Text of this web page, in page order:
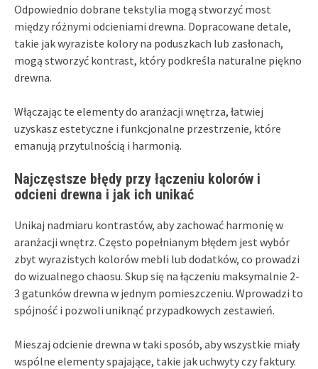
Odpowiednio dobrane tekstylia mogą stworzyć most
między różnymi odcieniami drewna. Dopracowane detale,
takie jak wyraziste kolory na poduszkach lub zasłonach,
mogą stworzyć kontrast, który podkreśla naturalne piękno
drewna.
Włączając te elementy do aranżacji wnętrza, łatwiej
uzyskasz estetyczne i funkcjonalne przestrzenie, które
emanują przytulnością i harmonią.
Najczęstsze błędy przy łączeniu kolorów i
odcieni drewna i jak ich unikać
Unikaj nadmiaru kontrastów, aby zachować harmonię w
aranżacji wnętrz. Często popełnianym błędem jest wybór
zbyt wyrazistych kolorów mebli lub dodatków, co prowadzi
do wizualnego chaosu. Skup się na łączeniu maksymalnie 2-
3 gatunków drewna w jednym pomieszczeniu. Wprowadzi to
spójność i pozwoli uniknąć przypadkowych zestawień.
Mieszaj odcienie drewna w taki sposób, aby wszystkie miały
wspólne elementy spajające, takie jak uchwyty czy faktury.